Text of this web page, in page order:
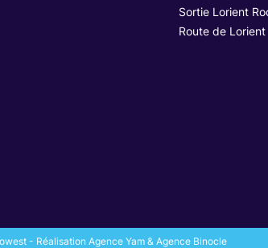
Sortie Lorient
Route de Lorient
- Réalisation Agence Yam & Agence Binocle